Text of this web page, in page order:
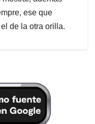
ese que
de la otra orilla.